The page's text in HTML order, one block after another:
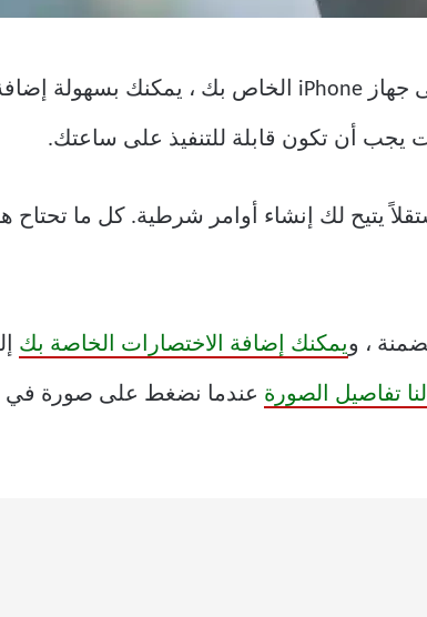
يجب أن تكون قابلة للتنفيذ على ساعتك.
يتيح لك إنشاء أوامر شرطية. كل ما
، ويمكنك إضافة الاختصارات الخاصة بك
تفاصيل الصورة عندما نضغط على صورة في